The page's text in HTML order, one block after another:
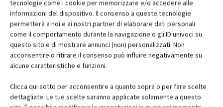
tecnologie come i cookie per memorizzare e/o accedere alle
informazioni del dispositivo. Il consenso a queste tecnologie
permetterà a noi e ai nostri partner di elaborare dati personali
come il comportamento durante la navigazione o gli ID univoci su
questo sito e di mostrare annunci (non) personalizzati. Non
acconsentire o ritirare il consenso può influire negativamente su
alcune caratteristiche e funzioni.
Clicca qui sotto per acconsentire a quanto sopra o per fare scelte
dettagliate. Le tue scelte saranno applicate solamente a questo